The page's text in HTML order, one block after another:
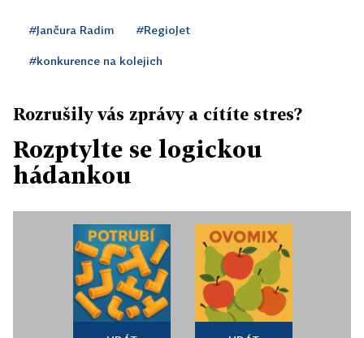
#Jančura Radim #RegioJet
#konkurence na kolejich
Rozrušily vás zprávy a cítíte stres?
Rozptylte se logickou
hádankou